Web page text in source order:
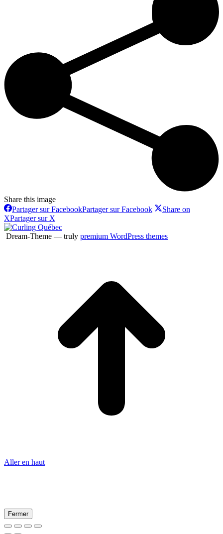
Share this image
Partager sur FacebookPartager sur Facebook
Share on
XPartager sur X
Dream-Theme — truly premium WordPress themes
Aller en haut
Fermer